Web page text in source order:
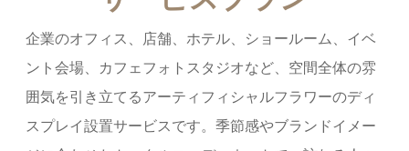
企業のオフィス、店舗、ホテル、ショールーム、イベ
ント会場、カフェフォトスタジオなど、空間全体の雰
囲気を引き立てるアーティフィシャルフラワーのディ
スプレイ設置サービスです。季節感やブランドイメー